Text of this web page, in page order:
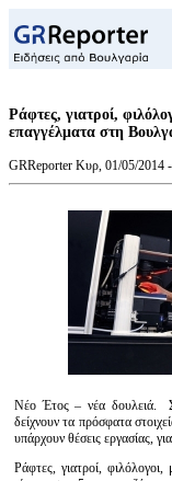
Ράφτες, γιατροί,
επαγγέλματα στη
GRReporter Κυρ, 01/05/2014
Νέο Έτος – νέα δουλειά.
δείχνουν τα πρόσφατα
υπάρχουν θέσεις εργασίας,
Ράφτες, γιατροί,